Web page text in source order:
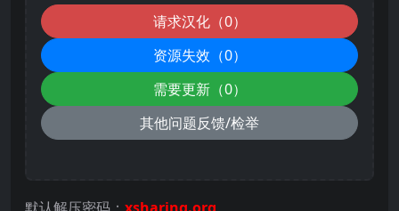
请求汉化（0）
资源失效（0）
需要更新（0）
其他问题反馈/检举